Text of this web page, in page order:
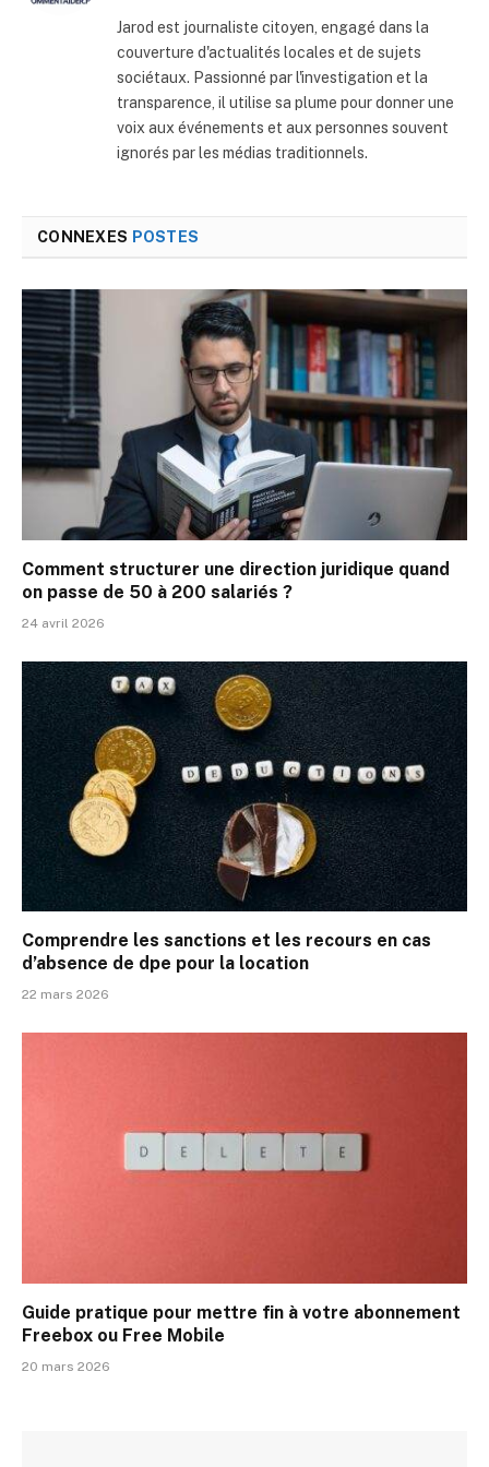
Jarod est journaliste citoyen, engagé dans la
couverture d'actualités locales et de sujets
sociétaux. Passionné par l'investigation et la
transparence, il utilise sa plume pour donner une
voix aux événements et aux personnes souvent
ignorés par les médias traditionnels.
CONNEXES POSTES
Comment structurer une direction juridique quand
on passe de 50 à 200 salariés ?
24 avril 2026
Comprendre les sanctions et les recours en cas
d’absence de dpe pour la location
22 mars 2026
Guide pratique pour mettre fin à votre abonnement
Freebox ou Free Mobile
20 mars 2026